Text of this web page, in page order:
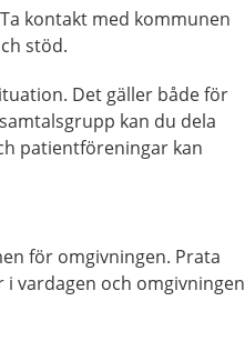
kontakt med kommunen
stöd.
Det gäller både för
kan du dela
patientföreningar kan
för omgivningen. Prata
vardagen och omgivningen